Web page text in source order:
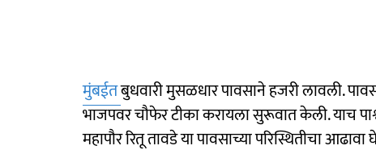
मुंबईतबुधवारी मुसळधार पावसाने हजरी लावली.
भाजपवर चौफेर टीका करायला सुरूवात केली. याच
महापौर रितू तावडे या पावसाच्या परिस्थितीचा आढावा